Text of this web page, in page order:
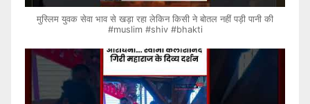
मुस्लिम युवक सेवा भाव से खड़ा रहा लेकिन किसी ने बोतल नहीं पड़ी पानी की
#muslim #shiv #bhakti